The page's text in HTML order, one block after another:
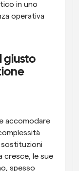
in uno
operativa
giusto
accomodare
sostituzioni
cresce, le sue
spesso